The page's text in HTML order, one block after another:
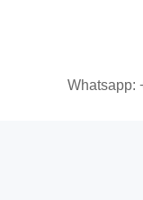
Whatsapp: